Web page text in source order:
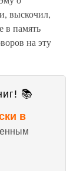
выскочил,
в память
на эту
📚
в